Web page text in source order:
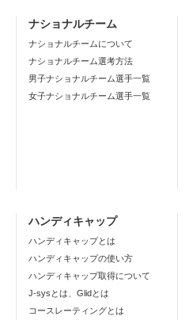
ナショナルチーム
ナショナルチームについて
ナショナルチーム選考方法
男子ナショナルチーム選手一覧
女子ナショナルチーム選手一覧
ハンディキャップ
ハンディキャップとは
ハンディキャップの使い方
ハンディキャップ取得について
J-sysとは、Glidとは
コースレーティングとは